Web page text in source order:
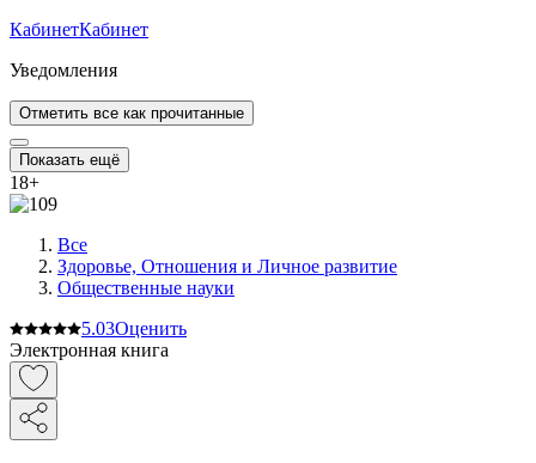
КабинетКабинет
Уведомления
Отметить все как прочитанные
Показать ещё
18+
Все
Здоровье, Отношения и Личное развитие
Общественные науки
5.03Оценить
Электронная книга